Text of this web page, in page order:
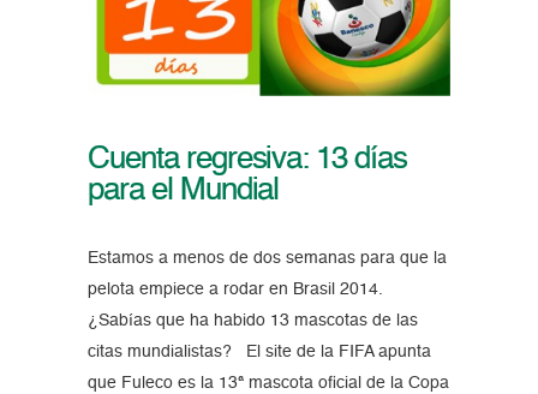
Cuenta regresiva: 13 días
para el Mundial
Estamos a menos de dos semanas para que la
pelota empiece a rodar en Brasil 2014.
¿Sabías que ha habido 13 mascotas de las
citas mundialistas? El site de la FIFA apunta
que Fuleco es la 13ª mascota oficial de la Copa